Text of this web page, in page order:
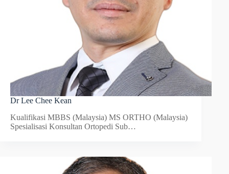
Dr Lee Chee Kean
Kualifikasi MBBS (Malaysia) MS ORTHO (Malaysia)
Spesialisasi Konsultan Ortopedi Sub…